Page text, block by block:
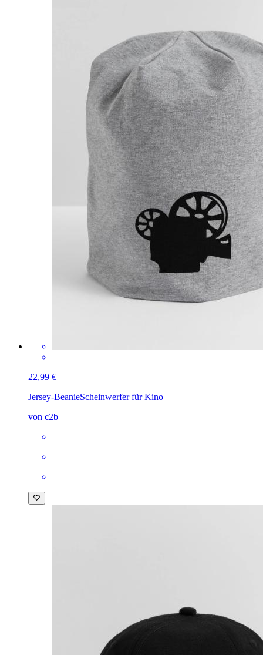
22,99 €
Jersey-BeanieScheinwerfer für Kino
von c2b